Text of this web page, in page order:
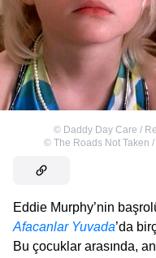
© Daddy Day Care /
© The Roads Not Taken
Eddie Murphy’nin
Afacanlar Yuvada’da
Bu çocuklar arasında,